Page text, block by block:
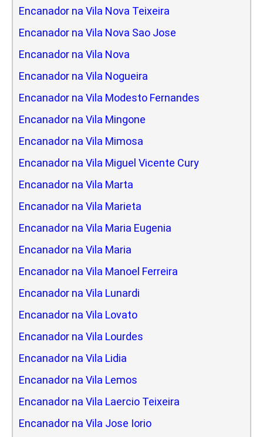
Encanador na Vila Nova Teixeira
Encanador na Vila Nova Sao Jose
Encanador na Vila Nova
Encanador na Vila Nogueira
Encanador na Vila Modesto Fernandes
Encanador na Vila Mingone
Encanador na Vila Mimosa
Encanador na Vila Miguel Vicente Cury
Encanador na Vila Marta
Encanador na Vila Marieta
Encanador na Vila Maria Eugenia
Encanador na Vila Maria
Encanador na Vila Manoel Ferreira
Encanador na Vila Lunardi
Encanador na Vila Lovato
Encanador na Vila Lourdes
Encanador na Vila Lidia
Encanador na Vila Lemos
Encanador na Vila Laercio Teixeira
Encanador na Vila Jose Iorio